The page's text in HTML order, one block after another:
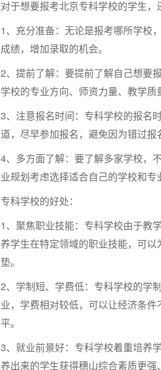
对于想要报考北京专科学校的学生，
1、充分准备：无论是报考哪所学校
成绩，增加录取的机会。
2、提前了解：要提前了解自己想要
学校的专业方向、师资力量、教学质
3、注意报名时间：专科学校的报名
道，尽早参加报名，避免因为错过报
4、多方面了解：要了解多家学校，
业规划考虑选择适合自己的学校和专
专科学校的好处：
1、聚焦职业技能：专科学校由于教
养学生在特定领域的职业技能，可
垫。
2、学制短、学费低：专科学校的学
业，学费相对较低，可以让经济条
平。
3、就业前景好：专科学校着重培养
养出来的学生获得穗山综合素质更